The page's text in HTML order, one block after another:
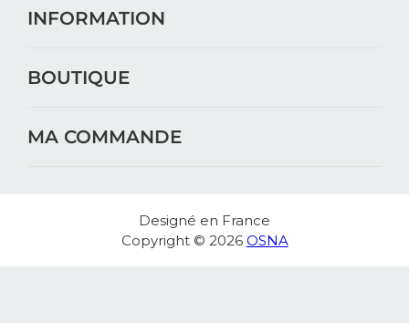
INFORMATION
BOUTIQUE
MA COMMANDE
Designé en France
Copyright © 2026 OSNA